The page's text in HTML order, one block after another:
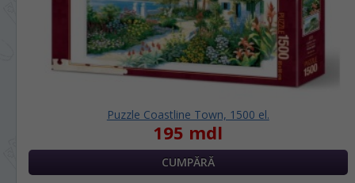
Puzzle Coastline Town, 1500 el.
195 mdl